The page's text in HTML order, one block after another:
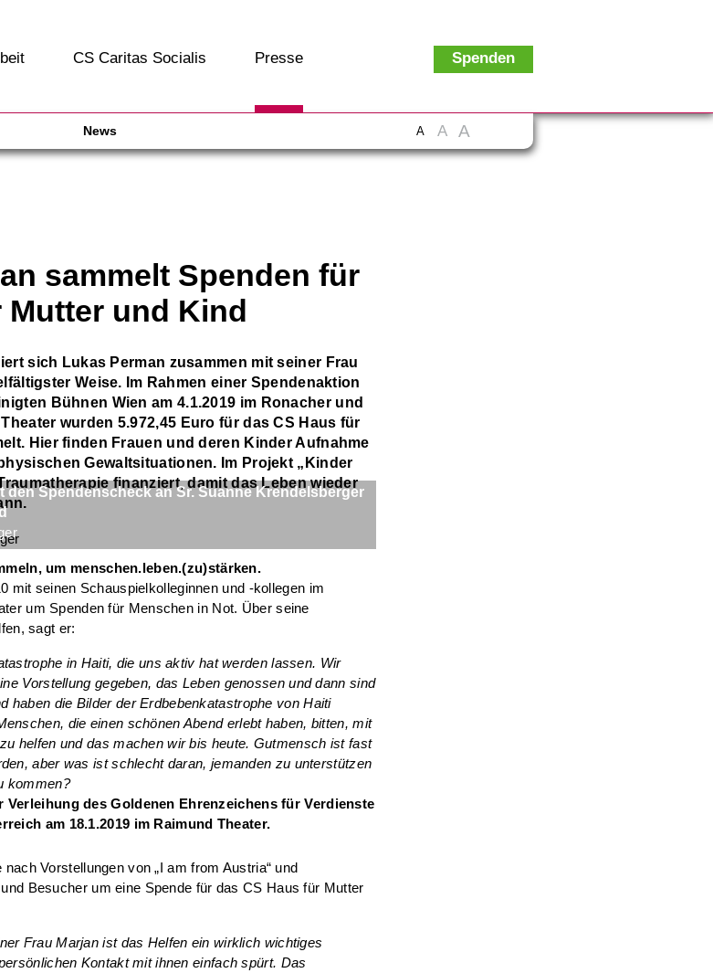
CS Caritas Socialis Presse Spenden
A A A
News
sammelt Spenden für
Mutter und Kind
sich Lukas Perman zusammen mit seiner Frau
Weise. Im Rahmen einer Spendenaktion
Bühnen Wien am 4.1.2019 im Ronacher und
wurden 5.972,45 Euro für das CS Haus für
Hier finden Frauen und deren Kinder Aufnahme
Gewaltsituationen. Im Projekt „Kinder
finanziert, damit das Leben wieder
den Spendenscheck an Sr. Suanne Krendelsberger
um menschen.leben.(zu)stärken.
mit seinen Schauspielkolleginnen und -kollegen im
um Spenden für Menschen in Not. Über seine
sagt er:
in Haiti, die uns aktiv hat werden lassen. Wir
Vorstellung gegeben, das Leben genossen und dann sind
haben die Bilder der Erdbebenkatastrophe von Haiti
die einen schönen Abend erlebt haben, bitten, mit
helfen und das machen wir bis heute. Gutmensch ist fast
aber was ist schlecht daran, jemanden zu unterstützen
kommen?
Verleihung des Goldenen Ehrenzeichens für Verdienste
am 18.1.2019 im Raimund Theater.
Vorstellungen von „I am from Austria“ und
Besucher um eine Spende für das CS Haus für Mutter
Frau Marjan ist das Helfen ein wirklich wichtiges
Kontakt mit ihnen einfach spürt. Das